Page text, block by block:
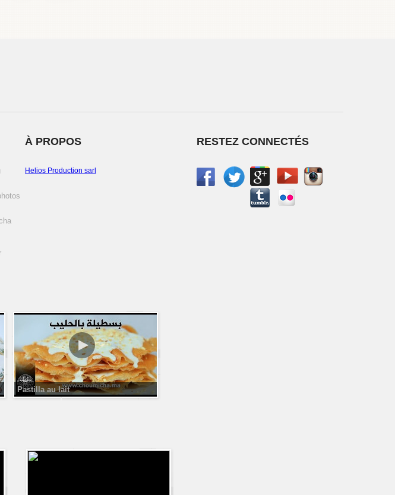
À PROPOS
Helios Production sarl
Pastilla au lait
RESTEZ CONNECTÉS